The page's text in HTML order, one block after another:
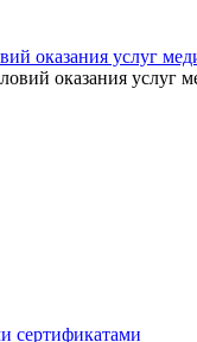
оказания услуг
сертификатами